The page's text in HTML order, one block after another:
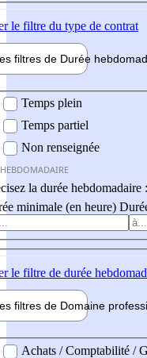
le filtre du type de contrat
filtres de Durée hebdo
Temps plein
Temps partiel
Non renseignée
la durée hebdomadaire :
minimale (en heure)
le filtre de durée
filtres de Domaine pro
professionel
Achats / Comptabilité /